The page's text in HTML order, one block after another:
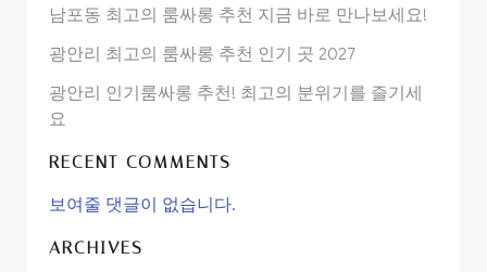
남포동 최고의 룸싸롱 추천 지금 바로 만나보세요!
광안리 최고의 룸싸롱 추천 인기 곳 2027
광안리 인기룸싸롱 추천! 최고의 분위기를 즐기세
요
RECENT COMMENTS
보여줄 댓글이 없습니다.
ARCHIVES